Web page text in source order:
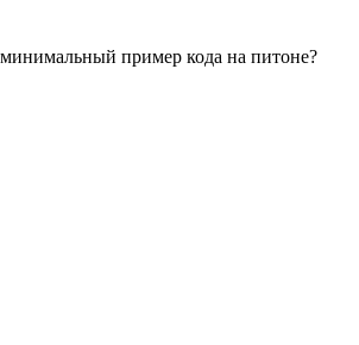
минимальный пример кода на питоне?